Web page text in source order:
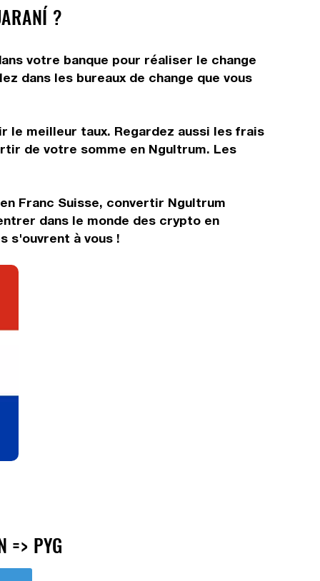
?
votre banque pour réaliser le change
dans les bureaux de change que vous
le meilleur taux. Regardez aussi les frais
de votre somme en Ngultrum. Les
Franc Suisse, convertir Ngultrum
dans le monde des crypto en
s'ouvrent à vous !
=> PYG